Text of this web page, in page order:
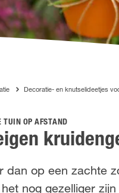
Decoratie- en knutselideetjes
TUIN OP AFSTAND
dan op een zachte
nog gezelliger